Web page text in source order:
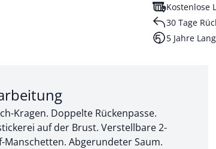
Kostenlose
30 Tage
5 Jahre
2 von 3:
Kragen. Doppelte Rückenpasse.
auf der Brust. Verstellbare 2-
Manschetten. Abgerundeter Saum.